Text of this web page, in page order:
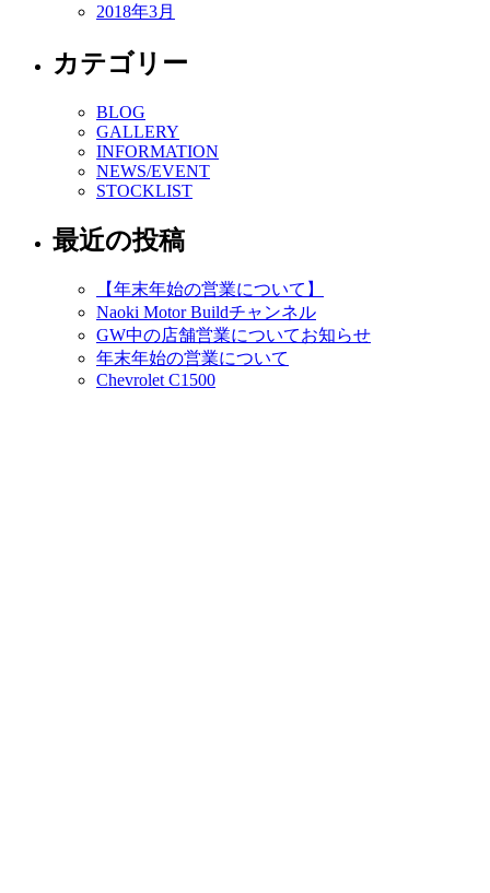
2018年3月
カテゴリー
BLOG
GALLERY
INFORMATION
NEWS/EVENT
STOCKLIST
最近の投稿
【年末年始の営業について】
Naoki Motor Buildチャンネル
GW中の店舗営業についてお知らせ
年末年始の営業について
Chevrolet C1500